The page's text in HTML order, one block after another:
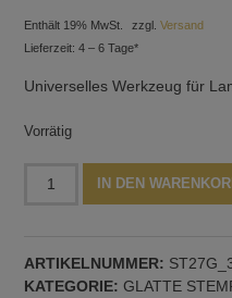
Enthält 19% MwSt. zzgl.Versand
Lieferzeit: 4 – 6 Tage*
Universelles Werkzeug für
Vorrätig
mm
Durchmesser,
IN DEN
ARTIKELNUMMER:
KATEGORIE: GLATTE